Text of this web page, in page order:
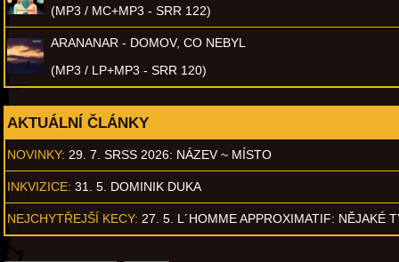
(MP3 / MC+MP3 - SRR 122)
ARANANAR - DOMOV, CO NEBYL
(MP3 / LP+MP3 - SRR 120)
AKTUÁLNÍ ČLÁNKY
NOVINKY: 29. 7. SRSS 2026: NÁZEV ~ MÍSTO
INKVIZICE: 31. 5. DOMINIK DUKA
NEJCHYTŘEJŠÍ KECY: 27. 5. L´HOMME APPROXIMATIF: NĚJAKÉ